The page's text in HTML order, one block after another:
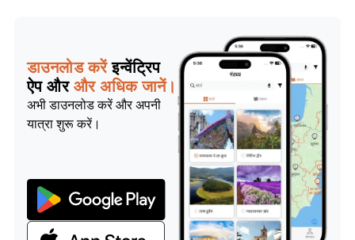
डाउनलोड करेंइन्वेंट्रिप
ऐप और और अधिक जानें।
अभी डाउनलोड करें और अपनी
यात्रा शुरू करें।